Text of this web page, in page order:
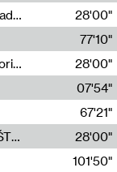
Radia Show #1102 : The Economic Trip / Radio Grenouille
28'00"
77'10"
Radia Show Show #1101 : Embedded Memories by Jimmy Peggie / radioart106
28'00"
07'54"
67'21"
Radia Show #1100 : 74.48 DB(A) BY IGOR ŠTROMAJER FOR RADIO X
28'00"
101'50"